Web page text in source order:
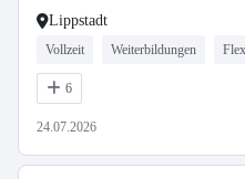
Lippstadt
Vollzeit Weiterbildungen
6
24.07.2026